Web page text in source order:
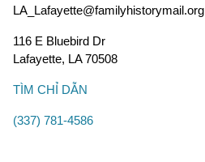
LA_Lafayette@familyhistorymail.org
116 E Bluebird Dr
Lafayette, LA70508
TÌM CHỈ DẪN
(337) 781-4586